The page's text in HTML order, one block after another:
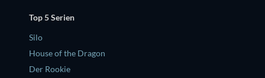
Top 5 Serien
Silo
House of the Dragon
Der Rookie